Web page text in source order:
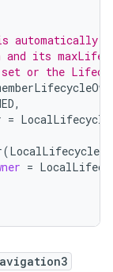
its
or the
,
=
(
=